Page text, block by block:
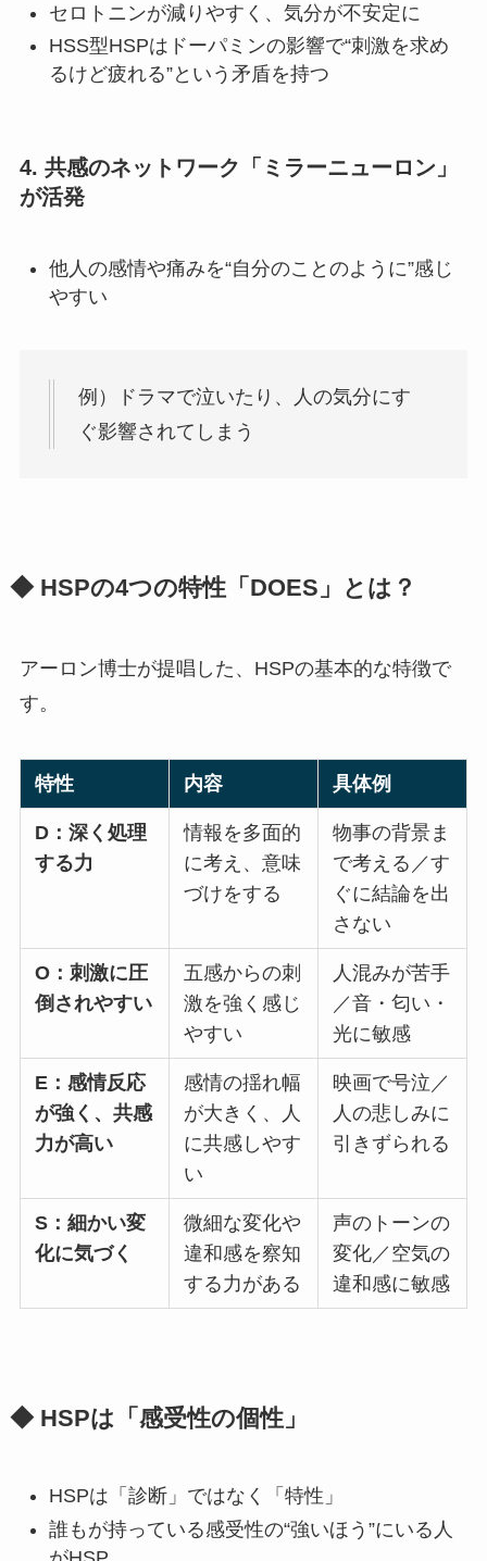
セロトニンが減りやすく、気分が不安定に
HSS型HSPはドーパミンの影響で“刺激を求め
るけど疲れる”という矛盾を持つ
4. 共感のネットワーク「ミラーニューロン」
が活発
他人の感情や痛みを“自分のことのように”感じ
やすい
例）ドラマで泣いたり、人の気分にす
ぐ影響されてしまう
◆ HSPの4つの特性「DOES」とは？
アーロン博士が提唱した、HSPの基本的な特徴で
す。
特性 内容 具体例
D：深く処理
する力
情報を多面的
に考え、意味
づけをする
物事の背景ま
で考える／す
ぐに結論を出
さない
O：刺激に圧
倒されやすい
五感からの刺
激を強く感じ
やすい
人混みが苦手
／音・匂い・
光に敏感
E：感情反応
が強く、共感
力が高い
感情の揺れ幅
が大きく、人
に共感しやす
い
映画で号泣／
人の悲しみに
引きずられる
S：細かい変
化に気づく
微細な変化や
違和感を察知
する力がある
声のトーンの
変化／空気の
違和感に敏感
◆ HSPは「感受性の個性」
HSPは「診断」ではなく「特性」
誰もが持っている感受性の“強いほう”にいる人